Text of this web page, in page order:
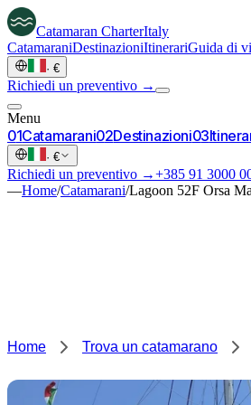
Catamaran CharterItaly
CatamaraniDestinazioniItinerariGuida di
· €
Richiedi un preventivo →
Menu
01Catamarani02Destinazioni03
· €
Richiedi un preventivo →+385 91 3000
—Home/Catamarani/Lagoon 52F Orsa
Home Trova un catamarano